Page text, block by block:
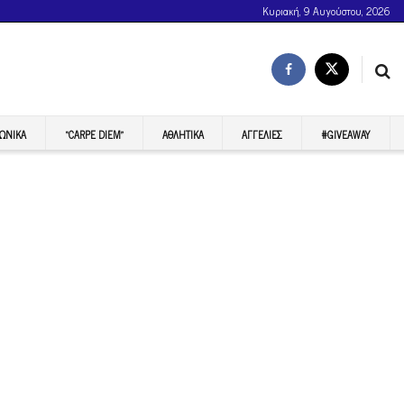
Κυριακή, 9 Αυγούστου, 2026
“CARPE DIEM” ΑΘΛΗΤΙΚΆ ΑΓΓΕΛΊΕΣ #GIVEAWAY